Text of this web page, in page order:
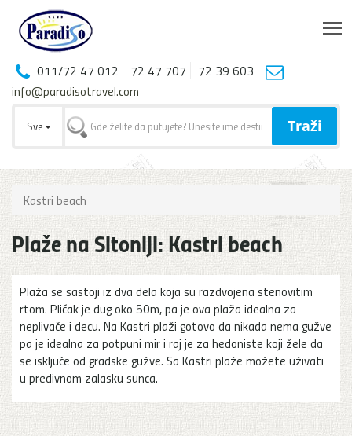
011/72 47 012 72 47 707
72 39 603
info@paradisotravel.com
Sve Traži
Kastri beach
Plaže na Sitoniji: Kastri beach
Plaža se sastoji iz dva dela koja su razdvojena stenovitim
rtom. Plićak je dug oko 50m, pa je ova plaža idealna za
neplivače i decu. Na Kastri plaži gotovo da nikada nema gužve
pa je idealna za potpuni mir i raj je za hedoniste koji žele da
se isključe od gradske gužve. Sa Kastri plaže možete uživati
u predivnom zalasku sunca.